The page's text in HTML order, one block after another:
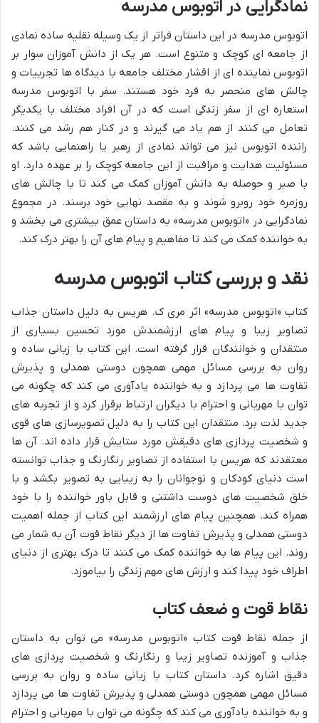
نمادگرایی در اتوبوس مدرسه
اتوبوس مدرسه در این داستان فراتر از یک وسیله نقلیه ساده نمادی
از جامعه ای کوچک و متنوع است. هر یک از دانش آموزان سوار بر
اتوبوس نماینده ای از اقشار مختلف جامعه با دیدگاه ها تجربیات و
چالش های منحصر به فرد خود هستند. سفر با اتوبوس مدرسه
استعاره ای از سفر زندگی است که در آن افراد مختلف با یکدیگر
تعامل می کنند از هم یاد می گیرند و در کنار هم رشد می کنند.
راننده اتوبوس نیز می تواند نمادی از رهبر یا راهنمایی باشد که
مسئولیت هدایت و مراقبت از این جامعه کوچک را بر عهده دارد. او
با صبر و حوصله به دانش آموزان کمک می کند تا با چالش های
روزمره خود روبرو شوند و به مقصد نهایی خود برسند. در مجموع
نمادگرایی در «اتوبوس مدرسه» به داستان عمق بیشتری می بخشد و
به خواننده کمک می کند تا مفاهیم و پیام های آن را بهتر درک کند.
نقد و بررسی کتاب اتوبوس مدرسه
کتاب «اتوبوس مدرسه» اثر مری ک. هریس به دلیل داستان جذاب
تصاویر زیبا و پیام های ارزشمندش مورد تحسین بسیاری از
منتقدان و خوانندگان قرار گرفته است. این کتاب با زبانی ساده و
روان به بررسی مسائل مهمی همچون دوستی همدلی و پذیرش
تفاوت ها می پردازد و به خواننده یادآوری می کند که چگونه می
توان با مهربانی و احترام با دیگران ارتباط برقرار کرد و از تجربه های
جدید لذت برد. منتقدان این کتاب را به دلیل تصویرسازی های قوی
و شخصیت پردازی های دقیقش مورد ستایش قرار داده اند. آن ها
معتقدند که هریس با استفاده از تصاویر رنگارنگ و جذاب توانسته
است دنیای کودکان و نوجوانان را به زیبایی به تصویر بکشد و با
خلق شخصیت های دوست داشتنی و قابل باور خواننده را با خود
همراه کند. همچنین پیام های ارزشمند این کتاب از جمله اهمیت
دوستی همدلی و پذیرش تفاوت ها از دیگر نقاط قوت آن به شمار می
روند. این پیام ها به خواننده کمک می کنند تا درک بهتری از دنیای
اطراف خود پیدا کند و ارزش های مهم زندگی را بیاموزد.
نقاط قوت و ضعف کتاب
از جمله نقاط قوت کتاب «اتوبوس مدرسه» می توان به داستان
جذاب و آموزنده تصاویر زیبا و رنگارنگ و شخصیت پردازی های
دقیق اشاره کرد. داستان کتاب با زبانی ساده و روان به بررسی
مسائل مهمی همچون دوستی همدلی و پذیرش تفاوت ها می پردازد
و به خواننده یادآوری می کند که چگونه می توان با مهربانی و احترام